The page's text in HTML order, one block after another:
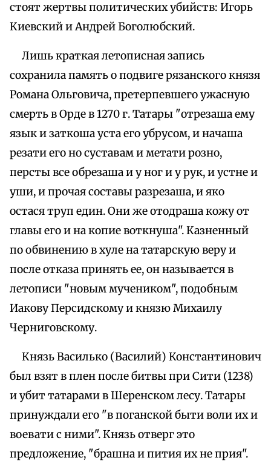
стоят жертвы политических убийств: Игорь
Киевский и Андрей Боголюбский.
Лишь краткая летописная запись
сохранила память о подвиге рязанского князя
Романа Ольговича, претерпевшего ужасную
смерть в Орде в 1270 г. Татары "отрезаша ему
язык и заткоша уста его убрусом, и начаша
резати его но суставам и метати розно,
персты все обрезаша и у ног и у рук, и устне и
уши, и прочая составы разрезаша, и яко
остася труп един. Они же отодраша кожу от
главы его и на копие воткнуша". Казненный
по обвинению в хуле на татарскую веру и
после отказа принять ее, он называется в
летописи "новым мучеником", подобным
Иакову Персидскому и князю Михаилу
Черниговскому.
Князь Василько (Василий) Константинович
был взят в плен после битвы при Сити (1238)
и убит татарами в Шеренском лесу. Татары
принуждали его "в поганской быти воли их и
воевати с ними". Князь отверг это
предложение, "брашна и пития их не прия".